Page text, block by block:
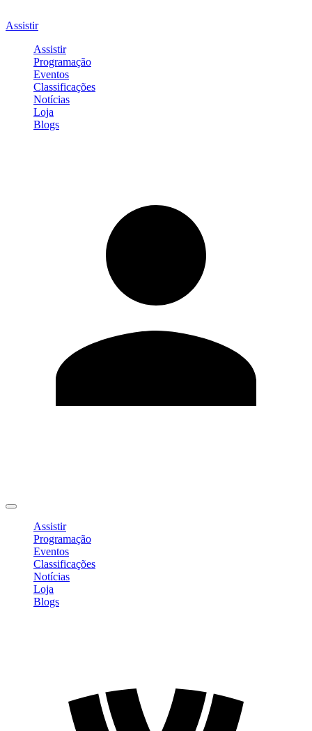
Assistir
Assistir
Programação
Eventos
Classificações
Notícias
Loja
Blogs
Assistir
Programação
Eventos
Classificações
Notícias
Loja
Blogs